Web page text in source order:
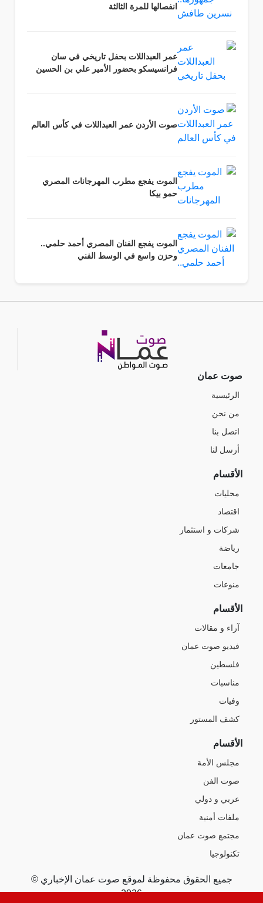
انفصالها للمرة الثالثة
عمر العبداللات بحفل تاريخي في سان
فرانسيسكو بحضور الأمير علي بن الحسين
صوت الأردن عمر العبداللات في كأس العالم
الموت يفجع مطرب المهرجانات المصري
حمو بيكا
الموت يفجع الفنان المصري أحمد حلمي..
وحزن واسع في الوسط الفني
صوت عمان
الرئيسية
من نحن
اتصل بنا
أرسل لنا
الأقسام
محليات
اقتصاد
شركات و استثمار
رياضة
جامعات
منوعات
الأقسام
آراء و مقالات
فيديو صوت عمان
فلسطين
مناسبات
وفيات
كشف المستور
الأقسام
مجلس الأمة
صوت الفن
عربي و دولي
ملفات أمنية
مجتمع صوت عمان
تكنولوجيا
جميع الحقوق محفوظة لموقع صوت عمان الإخباري ©
2026